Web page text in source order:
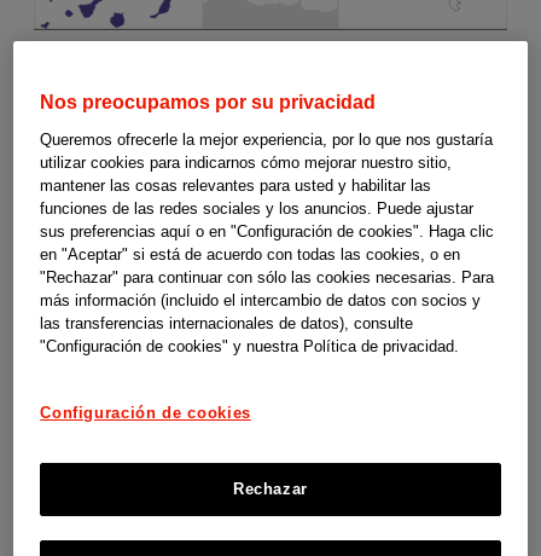
Ayudas
a
la
dependencia
y
discapacidad
-
Canarias
Ayudas a la dependencia en Canarias
Estas guías son un material de orientación y apoyo elaborado por
compañías de Johnson & Johnson en España. No somos responsables
de los contenidos, ni de las referencias que contiene, así como
ayudas por parte de las instituciones y organismos competentes.
Nos preocupamos por su privacidad
Queremos ofrecerle la mejor experiencia, por lo que nos gustaría
utilizar cookies para indicarnos cómo mejorar nuestro sitio,
mantener las cosas relevantes para usted y habilitar las
funciones de las redes sociales y los anuncios. Puede ajustar
sus preferencias aquí o en "Configuración de cookies". Haga clic
en "Aceptar" si está de acuerdo con todas las cookies, o en
"Rechazar" para continuar con sólo las cookies necesarias. Para
más información (incluido el intercambio de datos con socios y
las transferencias internacionales de datos), consulte
"Configuración de cookies" y nuestra Política de privacidad.
Configuración de cookies
Rechazar